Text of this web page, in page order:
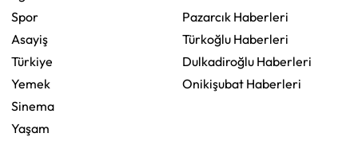
Spor
Asayiş
Türkiye
Yemek
Sinema
Yaşam
Pazarcık Haberleri
Türkoğlu Haberleri
Dulkadiroğlu Haberleri
Onikişubat Haberleri